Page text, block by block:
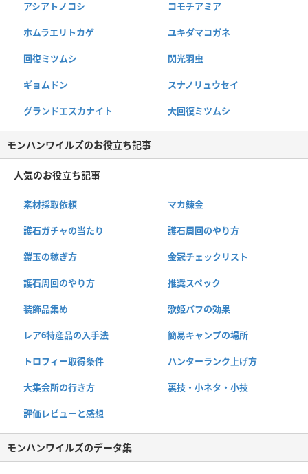
アシアトノコシ コモチアミア
ホムラエリトカゲ ユキダマコガネ
回復ミツムシ 閃光羽虫
ギョムドン スナノリュウセイ
グランドエスカナイト 大回復ミツムシ
モンハンワイルズのお役立ち記事
人気のお役立ち記事
素材採取依頼 マカ錬金
護石ガチャの当たり 護石周回のやり方
鎧玉の稼ぎ方 金冠チェックリスト
護石周回のやり方 推奨スペック
装飾品集め 歌姫バフの効果
レア6特産品の入手法 簡易キャンプの場所
トロフィー取得条件 ハンターランク上げ方
大集会所の行き方 裏技・小ネタ・小技
評価レビューと感想
モンハンワイルズのデータ集